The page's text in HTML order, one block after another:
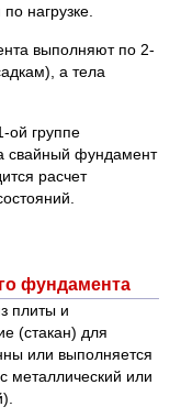
нагрузке.
выполняют по 2-
а тела
ой группе
свайный фундамент
расчет
фундамента
плиты и
(стакан) для
или выполняется
металлический или